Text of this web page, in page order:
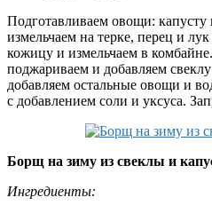
Подготавливаем овощи:
измельчаем на терке, перец и
кожицу и измельчаем в
поджариваем и добавляем
добавляем остальные овощи и
с добавлением соли и уксуса.
Борщ на зиму из свеклы и
Ингредиенты: